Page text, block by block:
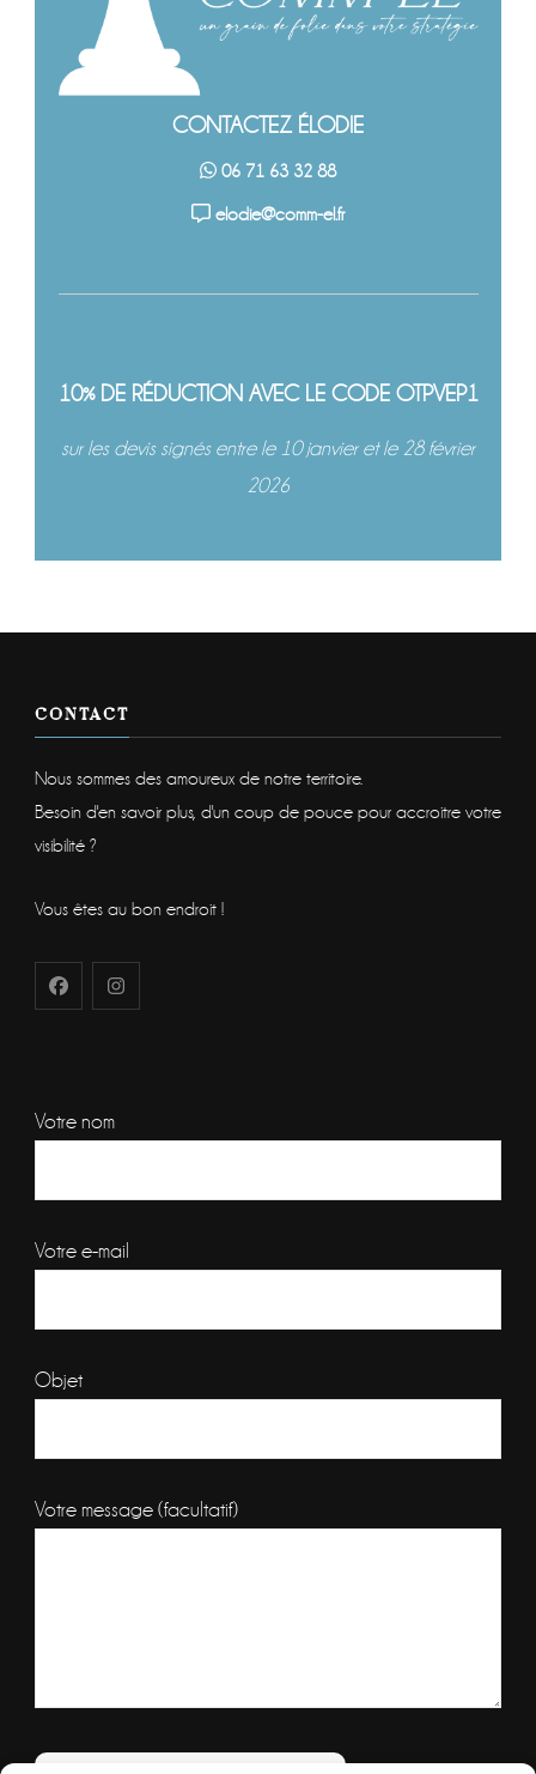
CONTACTEZ ÉLODIE
06 71 63 32 88
elodie@comm-el.fr
10% DE RÉDUCTION AVEC LE CODE OTPVEP1
sur les devis signés entre le 10 janvier et le 28 février
2026
CONTACT
Nous sommes des amoureux de notre territoire.
Besoin d'en savoir plus, d'un coup de pouce pour accroitre votre
visibilité ?
Vous êtes au bon endroit !
Votre nom
Votre e-mail
Objet
Votre message (facultatif)